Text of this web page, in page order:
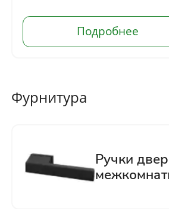
Фурнитура